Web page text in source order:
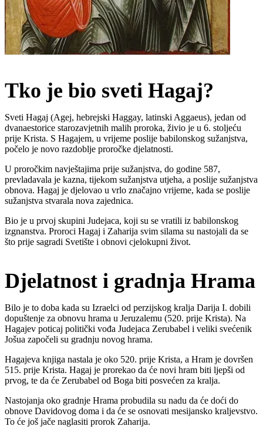
Tko je bio sveti Hagaj?
Sveti Hagaj (Agej, hebrejski Haggay, latinski Aggaeus), jedan od
dvanaestorice starozavjetnih malih proroka, živio je u 6. stoljeću
prije Krista. S Hagajem, u vrijeme poslije babilonskog sužanjstva,
počelo je novo razdoblje proročke djelatnosti.
U proročkim navještajima prije sužanjstva, do godine 587,
prevladavala je kazna, tijekom sužanjstva utjeha, a poslije sužanjstva
obnova. Hagaj je djelovao u vrlo značajno vrijeme, kada se poslije
sužanjstva stvarala nova zajednica.
Bio je u prvoj skupini Judejaca, koji su se vratili iz babilonskog
izgnanstva. Proroci Hagaj i Zaharija svim silama su nastojali da se
što prije sagradi Svetište i obnovi cjelokupni život.
Djelatnost i gradnja Hrama
Bilo je to doba kada su Izraelci od perzijskog kralja Darija I. dobili
dopuštenje za obnovu hrama u Jeruzalemu (520. prije Krista). Na
Hagajev poticaj politički vođa Judejaca Zerubabel i veliki svećenik
Jošua započeli su gradnju novog hrama.
Hagajeva knjiga nastala je oko 520. prije Krista, a Hram je dovršen
515. prije Krista. Hagaj je prorekao da će novi hram biti ljepši od
prvog, te da će Zerubabel od Boga biti posvećen za kralja.
Nastojanja oko gradnje Hrama probudila su nadu da će doći do
obnove Davidovog doma i da će se osnovati mesijansko kraljevstvo.
To će još jače naglasiti prorok Zaharija.